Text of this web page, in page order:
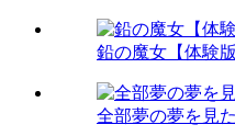
鉛の魔女【体験版
全部夢の夢を見